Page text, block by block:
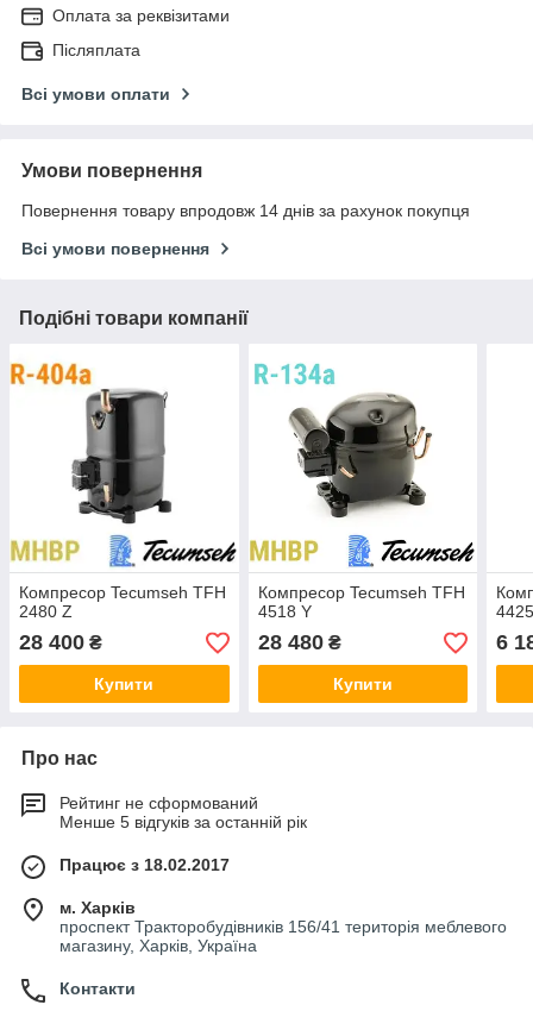
Оплата за реквізитами
Післяплата
Всі умови оплати
Умови повернення
Повернення товару впродовж 14 днів за рахунок покупця
Всі умови повернення
Подібні товари компанії
Компресор Tecumseh TFH
2480 Z
28 400 ₴
Купити
Компресор Tecumseh TFH
4518 Y
28 480₴
Купити
6
Про нас
Рейтинг не сформований
Менше 5 відгуків за останній рік
Працює з 18.02.2017
м. Харків
проспект Тракторобудівників 156/41 територія меблевого
магазину, Харків, Україна
Контакти